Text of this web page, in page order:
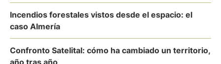
Incendios forestales vistos desde el espacio: el
caso Almería
Confronto Satelital: cómo ha cambiado un territorio,
año tras año